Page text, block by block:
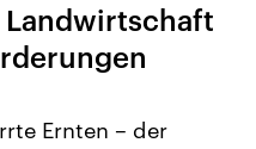
Ernten – der